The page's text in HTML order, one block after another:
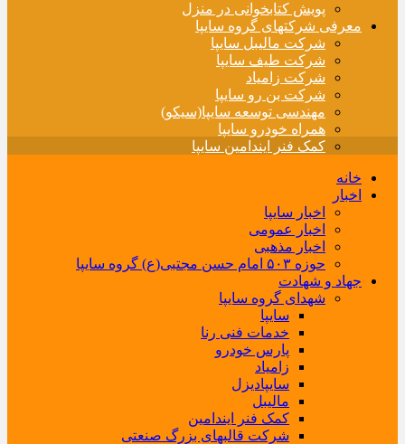
پویش کتابخوانی در منزل
معرفی شرکتهای گروه سایپا
شرکت مالیبل سایپا
شرکت طیف سایپا
شرکت زامیاد
شرکت بن رو سایپا
مهندسی توسعه سایپا(سیکو)
همراه خودرو سایپا
کمک فنر ایندامین سایپا
خانه
اخبار
اخبار سایپا
اخبار عمومی
اخبار مذهبی
حوزه ۵۰۳ امام حسن مجتبی(ع) گروه سایپا
جهاد و شهادت
شهدای گروه سایپا
سایپا
خدمات فنی رنا
پارس خودرو
زامیاد
سایپادیزل
مالیبل
کمک فنر ایندامین
شرکت قالبهای بزرگ صنعتی